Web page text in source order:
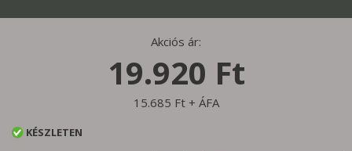
Akciós ár:
19.920 Ft
15.685 Ft + ÁFA
KÉSZLETEN